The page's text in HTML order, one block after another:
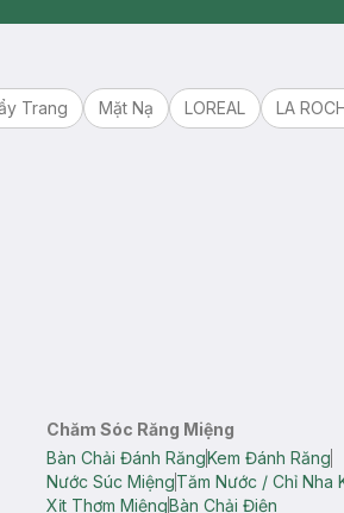
Trang Mặt Nạ LOREAL LA
Chăm Sóc Răng Miệng
Bàn Chải Đánh RăngKem Đánh Răng
Nước Súc MiệngTăm Nước / Chỉ Nha
Xịt Thơm MiệngBàn Chải Điện